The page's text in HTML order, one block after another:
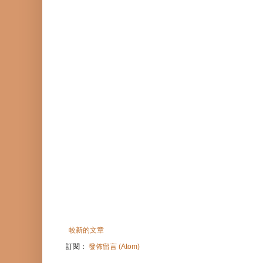
較新的文章
訂閱： 發佈留言 (Atom)